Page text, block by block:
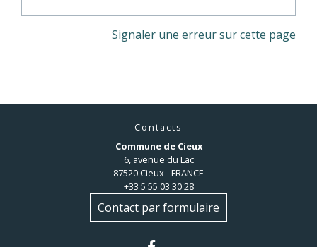
Signaler une erreur sur cette page
Contacts
Commune de Cieux
6, avenue du Lac
87520 Cieux - FRANCE
+33 5 55 03 30 28
Contact par formulaire